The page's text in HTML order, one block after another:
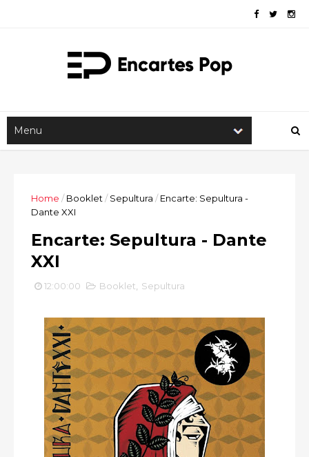
Home / Booklet / Sepultura / Encarte: Sepultura -
Dante XXI
Encarte: Sepultura - Dante
XXI
12:00:00 Booklet Sepultura